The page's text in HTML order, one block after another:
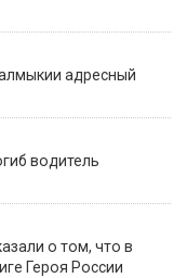
адресный
водитель
о том, что в
Героя России